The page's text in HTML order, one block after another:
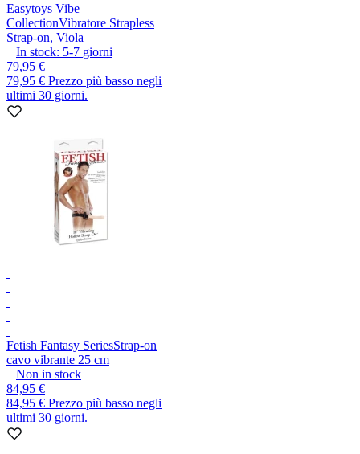
Easytoys Vibe
CollectionVibratore Strapless
Strap-on, Viola
In stock: 5-7 giorni
79,95 €
79,95 € Prezzo più basso negli
ultimi 30 giorni.
Fetish Fantasy SeriesStrap-on
cavo vibrante 25 cm
Non in stock
84,95 €
84,95 € Prezzo più basso negli
ultimi 30 giorni.